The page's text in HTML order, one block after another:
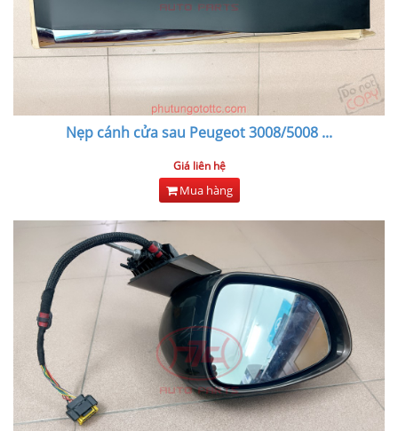
Nẹp cánh cửa sau Peugeot 3008/5008 ...
Giá liên hệ
Mua hàng